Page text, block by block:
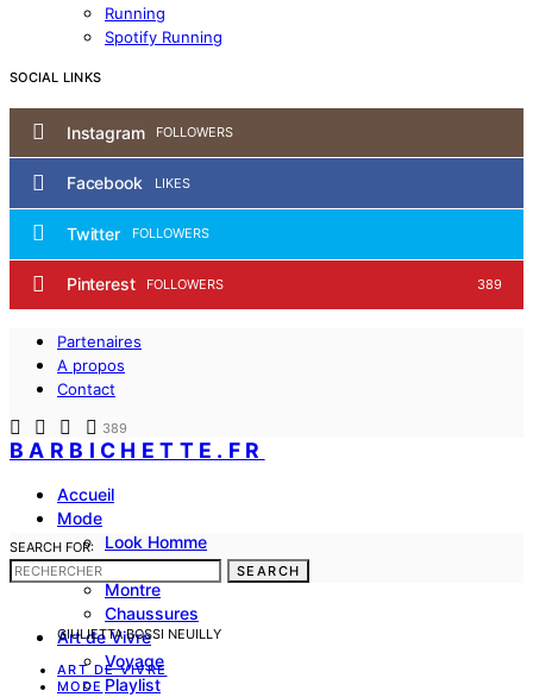
Running
Spotify Running
SOCIAL LINKS
Instagram FOLLOWERS
Facebook LIKES
Twitter FOLLOWERS
Pinterest 389
FOLLOWERS
Partenaires
A propos
Contact
389
BARBICHETTE.FR
Accueil
Mode
Look Homme
costume
Montre
Chaussures
Art de Vivre
Voyage
Playlist
SEARCH FOR:
SEARCH
GIULIETTA BOSSI NEUILLY
ART DE VIVRE
MODE